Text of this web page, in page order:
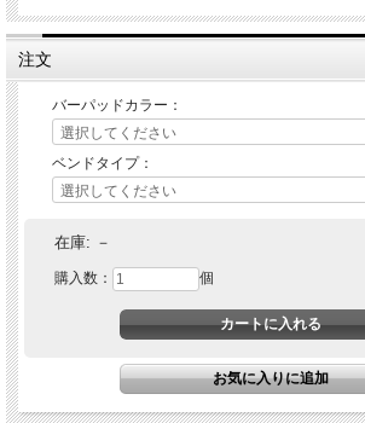
航空宇宙技術でも使用される最高品質のアルミ材7075-
7075-T6アルミを使用しているのは世界でMIka Metals だ
ライダーの疲れを低減させるようにフレックス特性で設
7/8（22.2mm）と1 1/8（28.6m）大径バーの２種類のラ
バーパッドは全モデルに標準装備！
【Mika Metals ハンドルバー 共通特徴】
・7075 T6アルミを使用した世界で唯一のハンドルバー
・最高品質の宇宙航空でも使用されるアルミ材を使用
・クランプ部センターには、ハンドルポジションをアジ
違い、耐久性と耐衝撃性に優れる
※ご購入の際は、下部の表を参考にベンドタイプをお選
mk-78-yz-xxx YZ BEND/REED
mk-78-rc-xxx RC BEND/HONDA STOCK/KAW STOCK
mk-78-ch-xxx CR HIGH BEND (918)
注文
バーパッドカラー：
ベンドタイプ：
在庫: －
購入数： 個